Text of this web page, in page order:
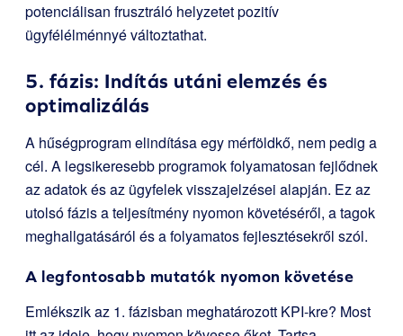
potenciálisan frusztráló helyzetet pozitív
ügyfélélménnyé változtathat.
5. fázis: Indítás utáni elemzés és
optimalizálás
A hűségprogram elindítása egy mérföldkő, nem pedig a
cél. A legsikeresebb programok folyamatosan fejlődnek
az adatok és az ügyfelek visszajelzései alapján. Ez az
utolsó fázis a teljesítmény nyomon követéséről, a tagok
meghallgatásáról és a folyamatos fejlesztésekről szól.
A legfontosabb mutatók nyomon követése
Emlékszik az 1. fázisban meghatározott KPI-kre? Most